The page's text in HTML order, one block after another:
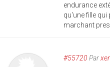
endurance
qu'une fille qui
marchant
#55720 Par